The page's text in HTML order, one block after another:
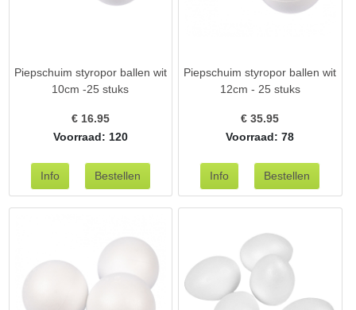
Piepschuim styropor ballen wit
10cm -25 stuks
€ 16.95
Voorraad: 120
Piepschuim styropor ballen wit
12cm - 25 stuks
€35.95
Voorraad: 78